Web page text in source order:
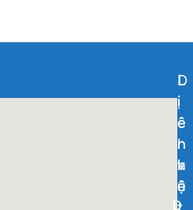
L
i
ê
n
k
ế
D
ị
c
h
v
ụ
Đ
L
i
ê
n
h
ệ
Đ